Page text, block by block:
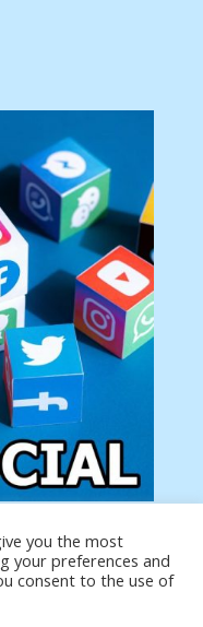
un link de tu
you the most
your preferences and
consent to the use of